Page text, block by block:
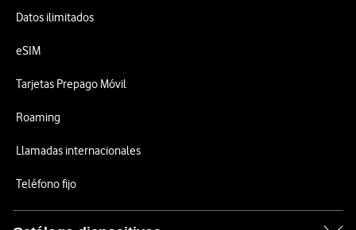
Datos ilimitados
eSIM
Tarjetas Prepago Móvil
Roaming
Llamadas internacionales
Teléfono fijo